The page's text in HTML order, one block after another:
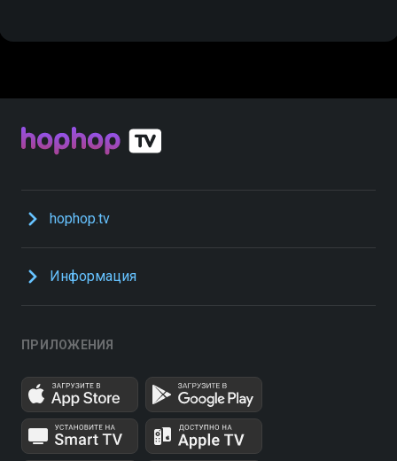
hophop.tv
Информация
ПРИЛОЖЕНИЯ